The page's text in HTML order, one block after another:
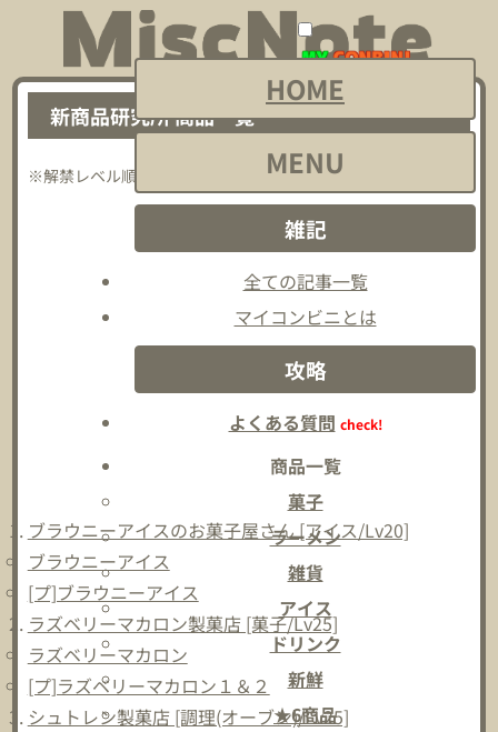
メ
ニ
ュ
ー
を
開
く
メ
ニ
ュ
ー
を
閉
じ
る
HOME
MENU
雑記
全ての記事一覧
マイコンビニとは
攻略
よくある質問 check!
商品一覧
菓子
ラーメン
雑貨
アイス
ドリンク
新鮮
★6商品
新商品研究所 商品一覧
2018-12-27
※解禁レベル順
ブラウニーアイスのお菓子屋さん [アイス/Lv20]
ブラウニーアイス
[プ]ブラウニーアイス
ラズベリーマカロン製菓店 [菓子/Lv25]
ラズベリーマカロン
[プ]ラズベリーマカロン１＆２
シュトレン製菓店 [調理(オーブン)/Lv25]